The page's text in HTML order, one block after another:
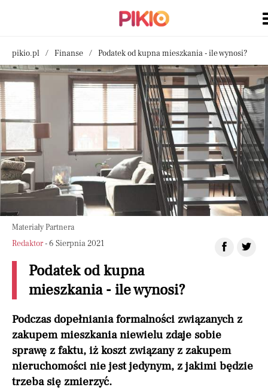
pikio.pl Finanse Podatek od kupna mieszkania - ile wynosi?
Materiały Partnera
Redaktor- 6 Sierpnia 2021
Podatek od kupna
mieszkania - ile wynosi?
Podczas dopełniania formalności związanych z
zakupem mieszkania niewielu zdaje sobie
sprawę z faktu, iż koszt związany z zakupem
nieruchomości nie jest jedynym, z jakimi będzie
trzeba się zmierzyć.